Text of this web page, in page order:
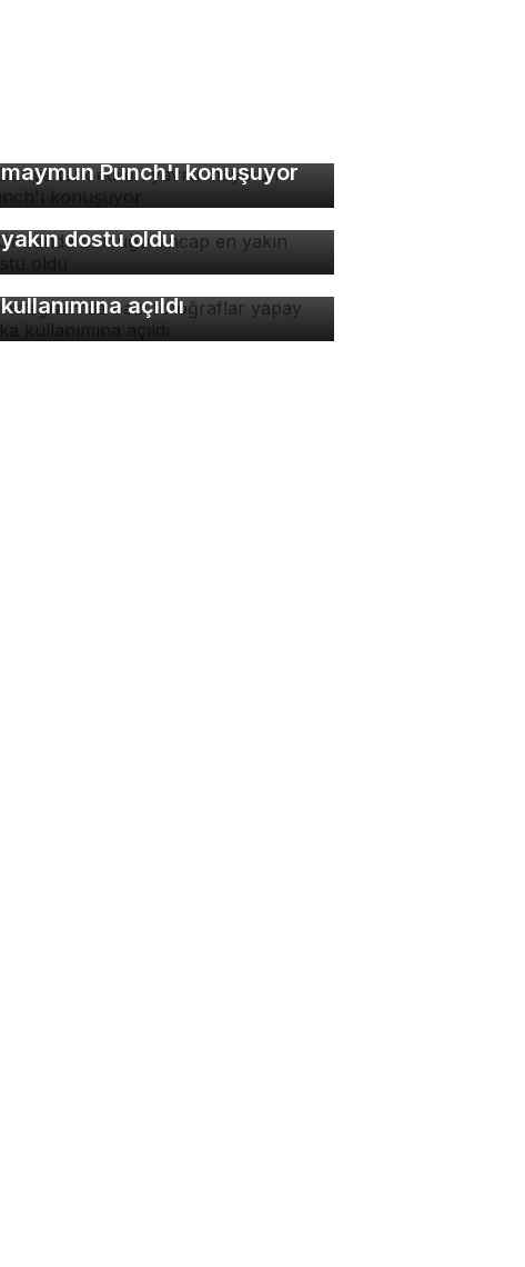
maymun Punch'ı konuşuyor
Ormanda bulduğu sincap en
yakın dostu oldu
Instagram'da bazı
fotoğraflar yapay zeka
kullanımına açıldı